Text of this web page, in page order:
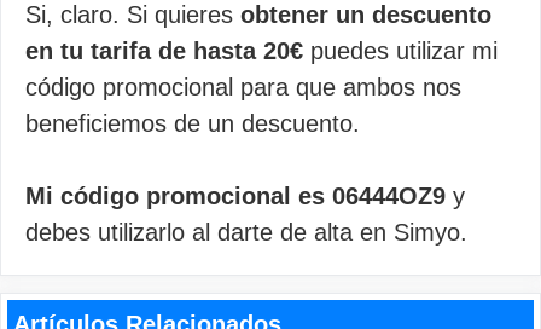
Si, claro. Si quieres obtener un descuento
en tu tarifa de hasta 20€ puedes utilizar mi
código promocional para que ambos nos
beneficiemos de un descuento.
Mi código promocional es 06444OZ9 y
debes utilizarlo al darte de alta en Simyo.